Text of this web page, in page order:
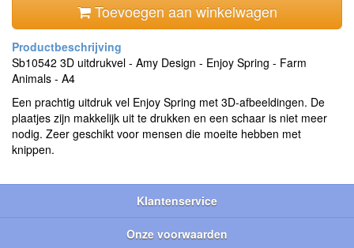
Toevoegen aan winkelwagen
Sb10542 3D uitdrukvel - Amy Design - Enjoy Spring - Farm
Animals - A4
Een prachtig uitdruk vel Enjoy Spring met 3D-afbeeldingen. De
plaatjes zijn makkelijk uit te drukken en een schaar is niet meer
nodig. Zeer geschikt voor mensen die moeite hebben met
knippen.
Klantenservice
Onze voorwaarden